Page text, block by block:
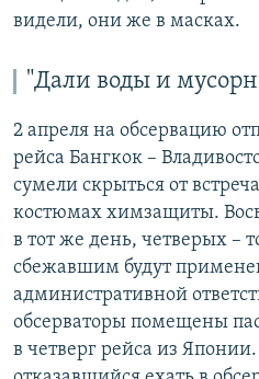
видели, они же в масках.
"Дали воды и
2 апреля на обсервацию
рейса Бангкок –
сумели скрыться от
костюмах химзащиты.
в тот же день, четверых –
сбежавшим будут
административной
обсерваторы помещены
в четверг рейса из